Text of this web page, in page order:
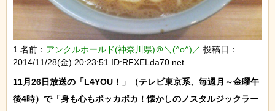
1 名前： アンクルホールド(神奈川県)＠＼(^o^)／ 投稿日：
2014/11/28(金) 20:23:51 ID:RFXELda70.net
11月26日放送の「L4YOU！」（テレビ東京系、毎週月～金曜午
後4時）で「身も心もポッカポカ！懐かしのノスタルジックラー